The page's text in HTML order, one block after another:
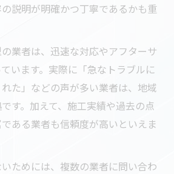
説明が明確かつ丁寧であるかも重
業者は、迅速な対応やアフターサ
います。実際に「急なトラブルに
た」などの声が多い業者は、地域
す。加えて、施工実績や過去の点
ある業者も信頼度が高いといえま
ためには、複数の業者に問い合わ